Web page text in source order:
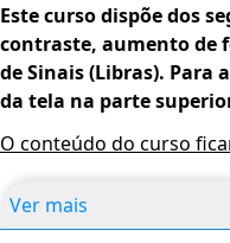
Este curso dispõe dos
contraste, aumento de
de Sinais (Libras). Para
da tela na parte
O conteúdo do curso
Ver mais